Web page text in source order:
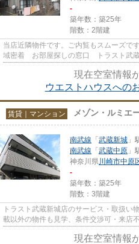
-
築年数：築25年
階数：2階建
当店近隣物件です。ご内覧もスムーズで
域密着 お部屋探しの窓口 トラスト武蔵
現在空室情報
ウエストハウスへの
賃貸｜マンション メゾン・ルミエ
南武線 「武蔵新城 」
南武線 「武蔵中原 」
神奈川県川崎市中原
-
築年数：築25年
階数：3階建
トラスト武蔵新城店のサービス・取扱い
載以外の物件も見学、条件交渉可・来店
時無料駐車場有（要電話予約...
現在空室情報